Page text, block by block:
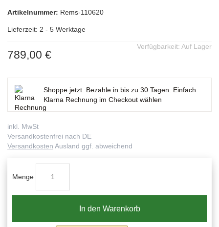
Artikelnummer: Rems-110620
Lieferzeit: 2 - 5 Werktage
Verfügbarkeit: Auf Lager
789,00 €
Shoppe jetzt. Bezahle in bis zu 30 Tagen. Einfach
Klarna Rechnung im Checkout wählen
inkl. MwSt
Versandkostenfrei nach DE
Versandkosten Ausland ggf. abweichend
Menge
In den Warenkorb